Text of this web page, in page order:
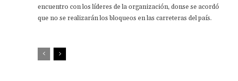
encuentro con los líderes de la organización, donse se acordó
que no se realizarán los bloqueos en las carreteras del país.